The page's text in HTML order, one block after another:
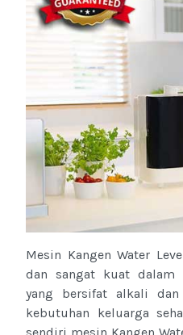
Mesin Kangen Water
dan sangat kuat dalam
yang bersifat alkali
kebutuhan keluarga